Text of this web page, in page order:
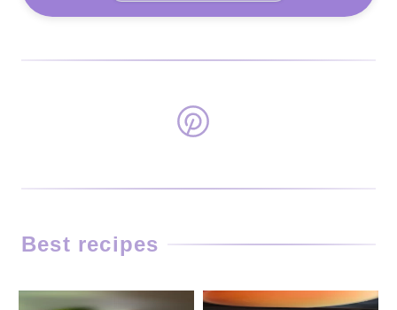
Best recipes